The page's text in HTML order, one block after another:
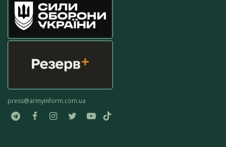
press@armyinform.com.ua